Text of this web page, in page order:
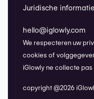
Juridische informatie
hello@iglowly.com
We respecteren uw
cookies of
iGlowly ne collecte
copyright @2026